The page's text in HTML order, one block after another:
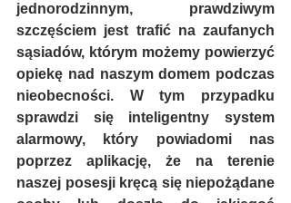
jednorodzinnym, prawdziwym
szczęściem jest trafić na zaufanych
sąsiadów, którym możemy powierzyć
opiekę nad naszym domem podczas
nieobecności. W tym przypadku
sprawdzi się inteligentny system
alarmowy, który powiadomi nas
poprzez aplikację, że na terenie
naszej posesji kręcą się niepożądane